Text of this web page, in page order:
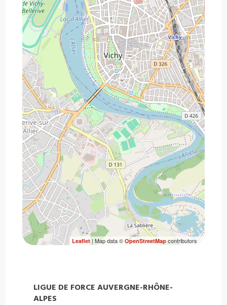
Leaflet| Map data © OpenStreetMapcontributors
LIGUE DE FORCE AUVERGNE-RHÔNE-
ALPES